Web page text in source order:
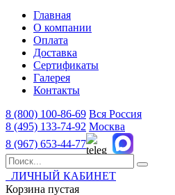
Главная
О компании
Оплата
Доставка
Сертификаты
Галерея
Контакты
8 (800) 100-86-69 Вся Россия
8 (495) 133-74-92 Москва
8 (967) 653-44-77
ЛИЧНЫЙ КАБИНЕТ
Корзина пустая